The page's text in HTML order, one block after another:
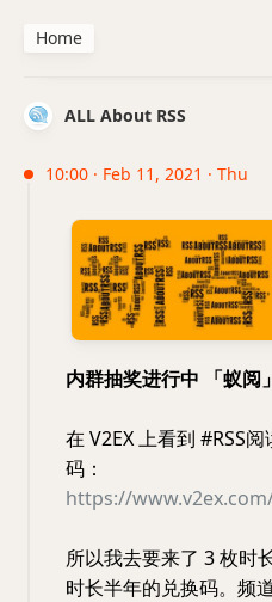
ALL About RSS
10:00 · Feb 11, 2021 · Thu
内群抽奖进行中 「蚁阅
在 V2EX 上看到 #RSS
码：
https://
所以我去要来了 3 枚时
时长半年的兑换码。频
Home